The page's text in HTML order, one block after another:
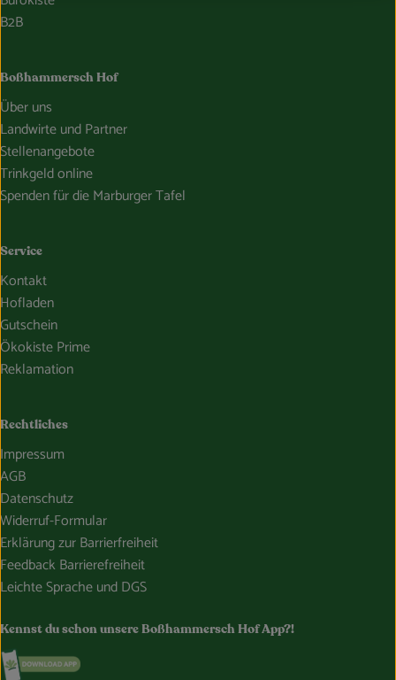
B2B
Boßhammersch Hof
Über uns
Landwirte und Partner
Stellenangebote
Trinkgeld online
Spenden für die Marburger Tafel
Service
Kontakt
Hofladen
Gutschein
Ökokiste Prime
Reklamation
Rechtliches
Impressum
AGB
Datenschutz
Widerruf-Formular
Erklärung zur Barrierfreiheit
Feedback Barrierefreiheit
Leichte Sprache und DGS
Kennst du schon unsere Boßhammersch Hof App?!
Externer Link zu https://www.bosshammersch-